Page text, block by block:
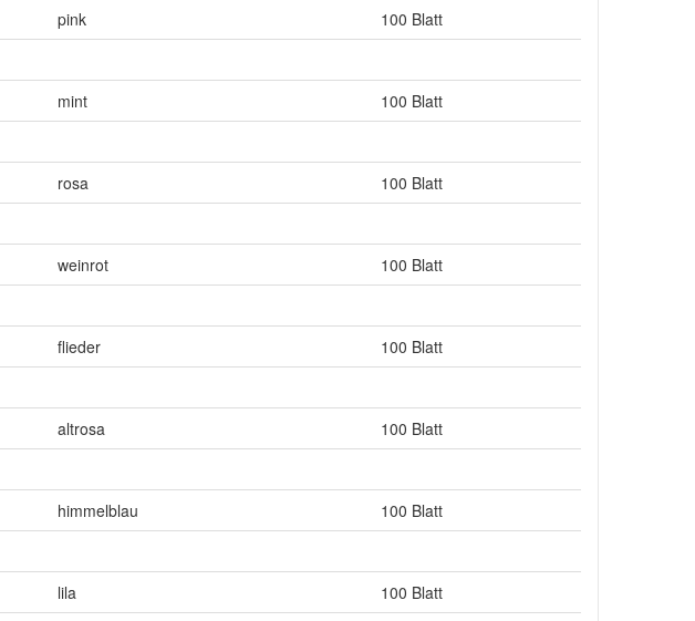
pink
100 Blatt
mint
100 Blatt
rosa
100 Blatt
weinrot
100 Blatt
flieder
100 Blatt
altrosa
100 Blatt
himmelblau
100 Blatt
lila
100 Blatt